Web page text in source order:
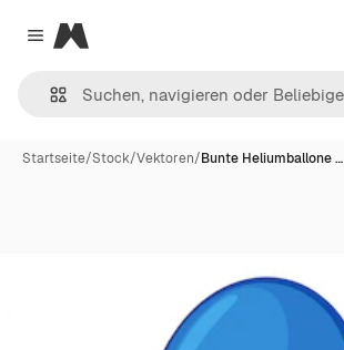
Close menu
Magnific
Startseite/Stock/Vektoren/Bunte Heliumballone …